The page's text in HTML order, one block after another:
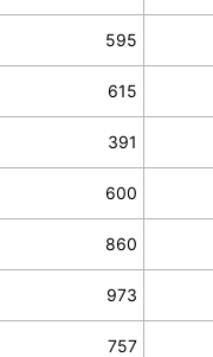
595
615
391
600
860
973
757